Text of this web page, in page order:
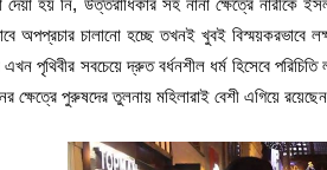
দেয়া হয় নি, উত্তরাধিকার সহ নানা ক্ষেত্রে নারীকে
অপপ্রচার চালানো হচ্ছে তখনই খুবই বিস্ময়করভাবে
পৃথিবীর সবচেয়ে দ্রুত বর্ধনশীল ধর্ম হিসেবে
ক্ষেত্রে পুরুষদের তুলনায় মহিলারাই বেশী এগিয়ে